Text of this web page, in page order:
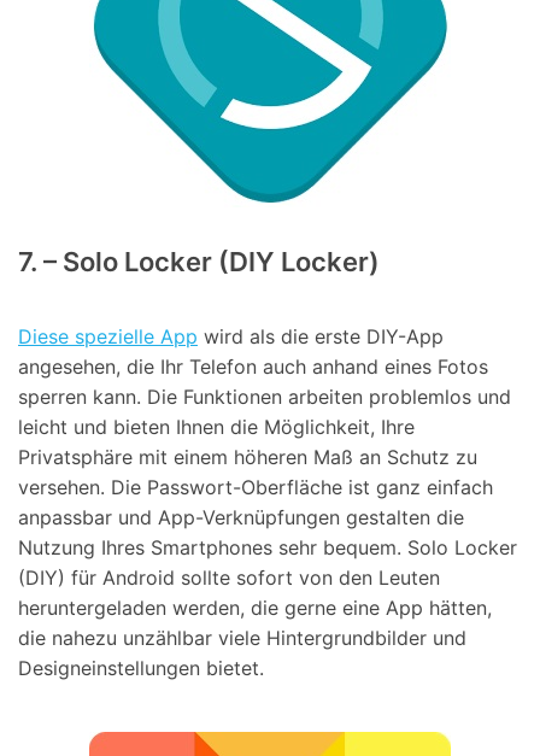
7. – Solo Locker (DIY Locker)
Diese spezielle App wird als die erste DIY-App
angesehen, die Ihr Telefon auch anhand eines Fotos
sperren kann. Die Funktionen arbeiten problemlos und
leicht und bieten Ihnen die Möglichkeit, Ihre
Privatsphäre mit einem höheren Maß an Schutz zu
versehen. Die Passwort-Oberfläche ist ganz einfach
anpassbar und App-Verknüpfungen gestalten die
Nutzung Ihres Smartphones sehr bequem. Solo Locker
(DIY) für Android sollte sofort von den Leuten
heruntergeladen werden, die gerne eine App hätten,
die nahezu unzählbar viele Hintergrundbilder und
Designeinstellungen bietet.